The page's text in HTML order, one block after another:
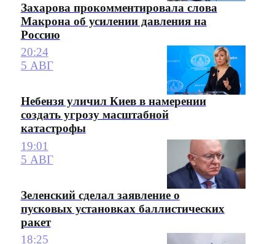
Захарова прокомментировала слова
Макрона об усилении давления на
Россию
20:24
5 АВГ
Небензя уличил Киев в намерении
создать угрозу масштабной
катастрофы
19:01
5 АВГ
Зеленский сделал заявление о
пусковых установках баллистических
ракет
18:25